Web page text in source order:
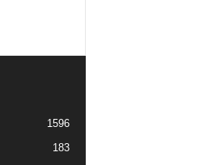
1596
183